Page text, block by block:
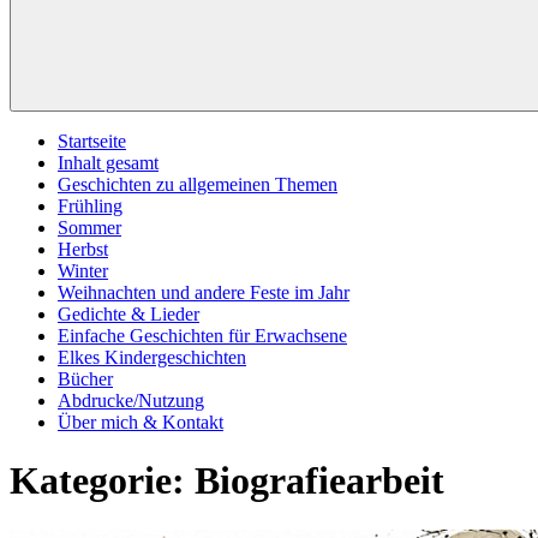
Startseite
Inhalt gesamt
Geschichten zu allgemeinen Themen
Frühling
Sommer
Herbst
Winter
Weihnachten und andere Feste im Jahr
Gedichte & Lieder
Einfache Geschichten für Erwachsene
Elkes Kindergeschichten
Bücher
Abdrucke/Nutzung
Über mich & Kontakt
Kategorie: Biografiearbeit